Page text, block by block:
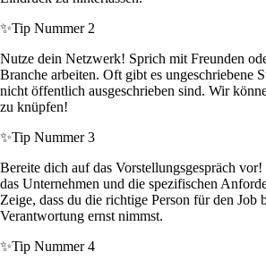
✨Tip Nummer 2
Nutze dein Netzwerk! Sprich mit Freunden
Branche arbeiten. Oft gibt es ungeschriebene
nicht öffentlich ausgeschrieben sind. Wir
zu knüpfen!
✨Tip Nummer 3
Bereite dich auf das Vorstellungsgespräch
das Unternehmen und die spezifischen
Zeige, dass du die richtige Person für den Job
Verantwortung ernst nimmst.
✨Tip Nummer 4